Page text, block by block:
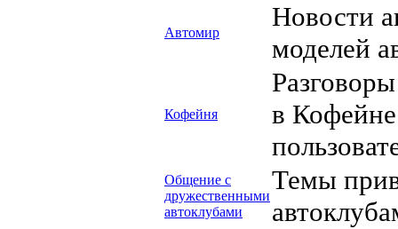
Автомир
Новости
моделей
Кофейня
в
Общение с
дружественными
автоклубами
Темы